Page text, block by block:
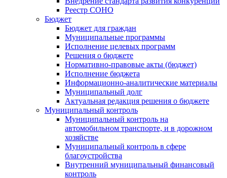
Реестр СОНО
Бюджет
Бюджет для граждан
Муниципальные программы
Исполнение целевых программ
Решения о бюджете
Нормативно-правовые акты (бюджет)
Исполнение бюджета
Информационно-аналитические материалы
Муниципальный долг
Актуальная редакция решения о бюджете
Муниципальный контроль
Муниципальный контроль на
автомобильном транспорте, и в дорожном
хозяйстве
Муниципальный контроль в сфере
благоустройства
Внутренний муниципальный финансовый
контроль